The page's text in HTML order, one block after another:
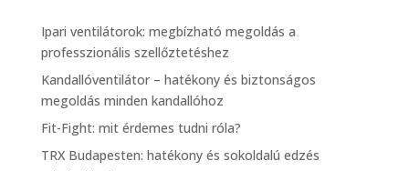
Ipari ventilátorok: megbízható megoldás a
professzionális szellőztetéshez
Kandallóventilátor – hatékony és biztonságos
megoldás minden kandallóhoz
Fit-Fight: mit érdemes tudni róla?
TRX Budapesten: hatékony és sokoldalú edzés